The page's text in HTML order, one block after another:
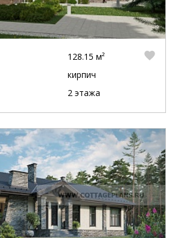
128.15 м²
кирпич
2 этажа